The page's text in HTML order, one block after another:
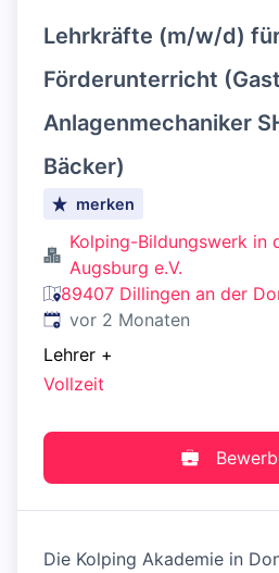
Lehrkräfte (m/w/d)
Förderunterricht
Anlagenmechaniker
Bäcker)
merken
Kolping-Bildungswerk in
Augsburg e.V.
89407 Dillingen an der
Veröffentlicht:
vor 2 Monaten
Lehrer +
Vollzeit
Die Kolping Akademie in